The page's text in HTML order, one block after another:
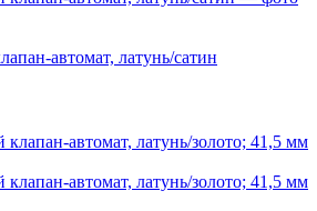
автомат, латунь/сатин